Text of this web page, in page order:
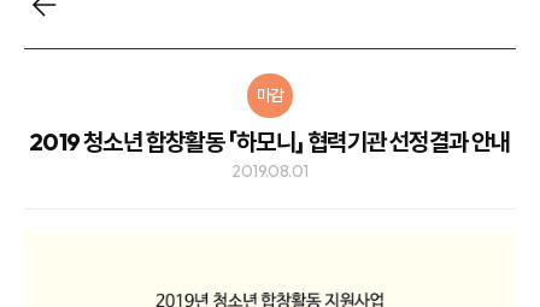
마감
2019 청소년 합창활동 「하모니」 협력기관 선정결과 안내
2019.08.01